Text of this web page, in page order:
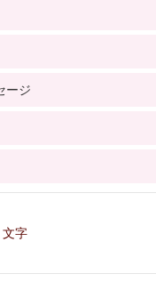
ージ
文字